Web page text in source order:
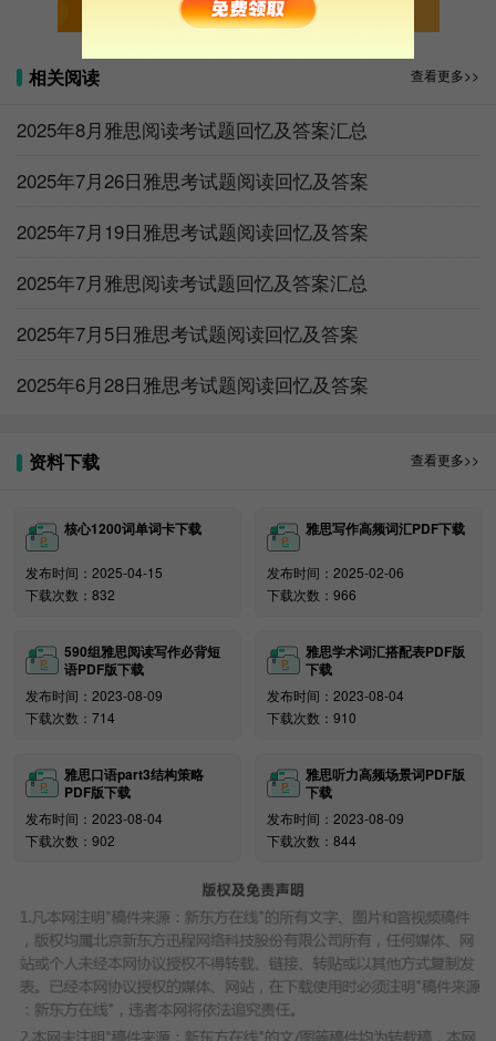
【雅思水平测试-免费】
【雅思真题在线练习-免费做题】
相关阅读 查看更多>>
2025年8月雅思阅读考试题回忆及答案汇总
2025年7月26日雅思考试题阅读回忆及答案
2025年7月19日雅思考试题阅读回忆及答案
2025年7月雅思阅读考试题回忆及答案汇总
2025年7月5日雅思考试题阅读回忆及答案
2025年6月28日雅思考试题阅读回忆及答案
资料下载 查看更多>>
核心1200词单词卡下载
发布时间：2025-04-15
下载次数：832
雅思写作高频词汇PDF下载
发布时间：2025-02-06
下载次数：966
590组雅思阅读写作必背短
语PDF版下载
发布时间：2023-08-09
下载次数：714
雅思学术词汇搭配表PDF版
下载
发布时间：2023-08-04
下载次数：910
雅思口语part3结构策略
PDF版下载
发布时间：2023-08-04
下载次数：902
雅思听力高频场景词PDF版
下载
发布时间：2023-08-09
下载次数：844